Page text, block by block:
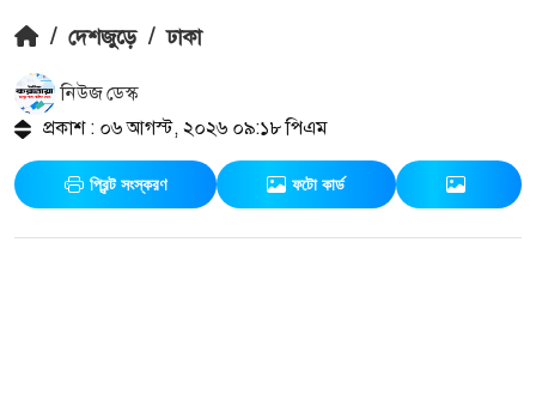
/ দেশজুড়ে / ঢাকা
নিউজ ডেস্ক
প্রকাশ : ০৬ আগস্ট, ২০২৬ ০৯:১৮ পিএম
প্রিন্ট সংস্করণ ফটো কার্ড